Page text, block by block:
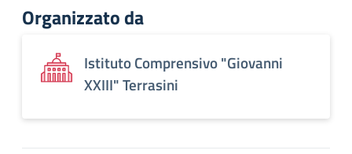
Organizzato da
Istituto Comprensivo "Giovanni
XXIII" Terrasini